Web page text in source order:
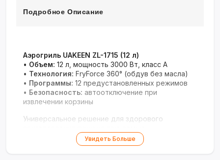
Подробное Описание
Аэрогриль UAKEEN ZL-1715 (12 л)
• Объем: 12 л, мощность 3000 Вт, класс A
• Технология: FryForce 360° (обдув без масла)
• Программы: 12 предустановленных режимов
• Безопасность: автоотключение при
извлечении корзины
Универсальное решение для здорового
Увидеть Больше